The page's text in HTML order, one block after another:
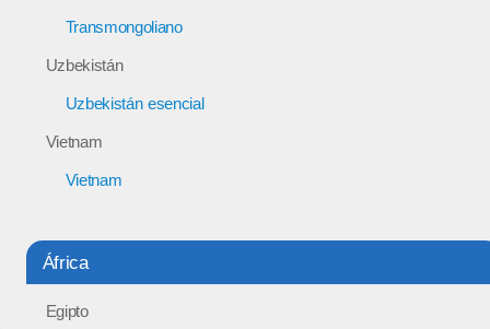
Transmongoliano
Uzbekistán
Uzbekistán esencial
Vietnam
Vietnam
África
Egipto